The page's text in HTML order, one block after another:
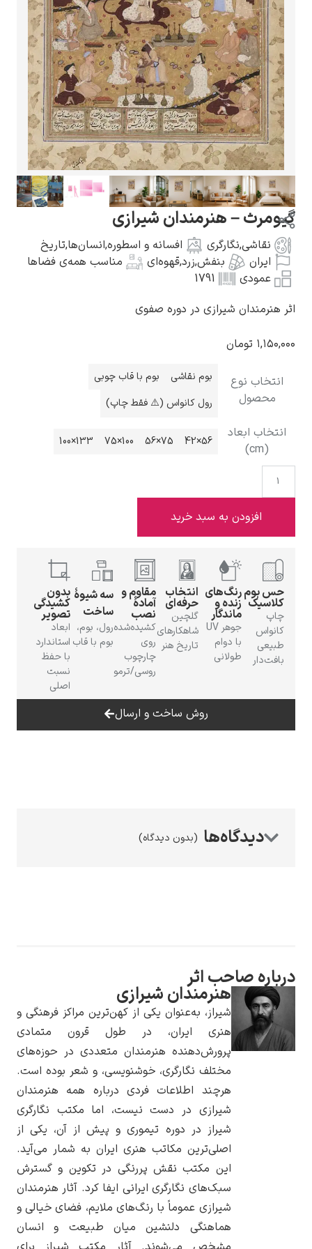
گوستاو کلیمت
ادوارد مونک
ادوارد هاپر
لودویگ دویچ
رامبرانت
یوهانس فرمیر
پرفروش‌ترین
تابلوها
گیومرث – هنرمندان شیرازی
نقاشی,نگارگری افسانه و اسطوره,انسان‌ها,تاریخ
ایران
بنفش,زرد,قهوه‌ای
مناسب همه‌ی فضاها
عمودی
1791
اثر هنرمندان شیرازی در دوره صفوی
۱,۱۵۰,۰۰۰ تومان
انتخاب نوع
محصول
بوم نقاشی
بوم با قاب چوبی
رول کانواس (⚠️ فقط چاپ)
انتخاب ابعاد
(cm)
56×42
75×56
100×75
133×100
افزودن به سبد خرید
حس بوم
کلاسیک
چاپ
کانواس
طبیعی
بافت‌دار
رنگ‌های
زنده و
ماندگار
جوهر UV
با دوام
طولانی
انتخاب
حرفه‌ای
گلچین
شاهکارهای
تاریخ هنر
مقاوم و
آمادهٔ
نصب
کشیده‌شده
روی
چارچوب
روسی/ترمو
سه شیوهٔ
ساخت
رول، بوم،
بوم با قاب
بدون
کشیدگی
تصویر
ابعاد
استاندارد
با حفظ
نسبت
اصلی
روش ساخت و ارسال
(بدون دیدگاه)
درباره صاحب اثر
هنرمندان شیرازی
شیراز، به‌عنوان یکی از کهن‌ترین مراکز فرهنگی و
هنری ایران، در طول قرون متمادی
پرورش‌دهنده هنرمندان متعددی در حوزه‌های
مختلف نگارگری، خوشنویسی، و شعر بوده است.
هرچند اطلاعات فردی درباره همه هنرمندان
شیرازی در دست نیست، اما مکتب نگارگری
شیراز در دوره تیموری و پیش از آن، یکی از
اصلی‌ترین مکاتب هنری ایران به شمار می‌آید.
این مکتب نقش پررنگی در تکوین و گسترش
سبک‌های نگارگری ایرانی ایفا کرد. آثار هنرمندان
شیرازی عموماً با رنگ‌های ملایم، فضای خیالی و
هماهنگی دلنشین میان طبیعت و انسان